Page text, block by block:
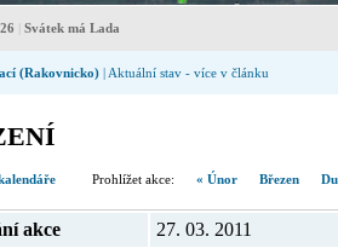
Svátek má Lada
(Rakovnicko) | Aktuální stav - více v článku
Prohlížet akce: « Únor Březen
akce
27. 03. 2011